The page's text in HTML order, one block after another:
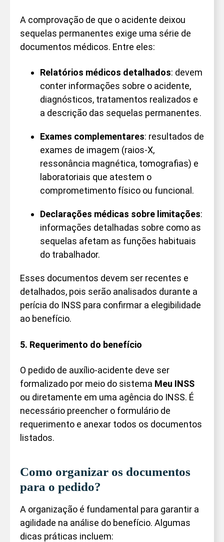
A comprovação de que o acidente deixou
sequelas permanentes exige uma série de
documentos médicos. Entre eles:
Relatórios médicos detalhados: devem
conter informações sobre o acidente,
diagnósticos, tratamentos realizados e
a descrição das sequelas permanentes.
Exames complementares: resultados de
exames de imagem (raios-X,
ressonância magnética, tomografias) e
laboratoriais que atestem o
comprometimento físico ou funcional.
Declarações médicas sobre limitações:
informações detalhadas sobre como as
sequelas afetam as funções habituais
do trabalhador.
Esses documentos devem ser recentes e
detalhados, pois serão analisados durante a
perícia do INSS para confirmar a elegibilidade
ao benefício.
5. Requerimento do benefício
O pedido de auxílio-acidente deve ser
formalizado por meio do sistema Meu INSS
ou diretamente em uma agência do INSS. É
necessário preencher o formulário de
requerimento e anexar todos os documentos
listados.
Como organizar os documentos
para o pedido?
A organização é fundamental para garantir a
agilidade na análise do benefício. Algumas
dicas práticas incluem: